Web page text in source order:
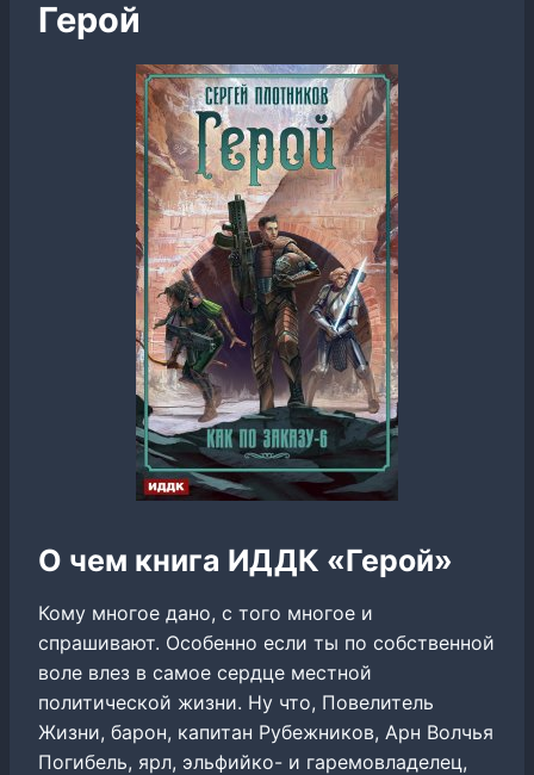
Герой
О чем книга ИДДК «Герой»
Кому многое дано, с того многое и
спрашивают. Особенно если ты по собственной
воле влез в самое сердце местной
политической жизни. Ну что, Повелитель
Жизни, барон, капитан Рубежников, Арн Волчья
Погибель, ярл, эльфийко- и гаремовладелец,